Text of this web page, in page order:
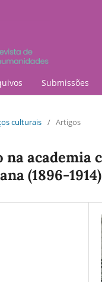
Submissões
culturais / Artigos
academia
(1896-1914)